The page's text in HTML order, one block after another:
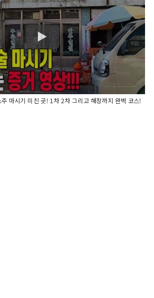
마시기 미친 곳! 1차 2차 그리고 해장까지 완벽 코스!